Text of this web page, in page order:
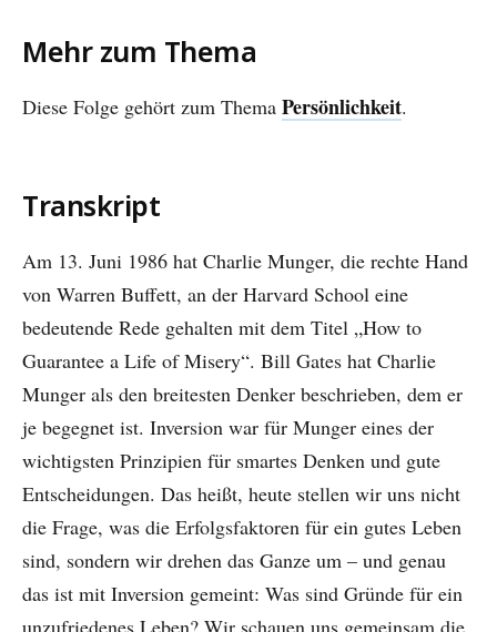
Mehr zum Thema
Diese Folge gehört zum Thema Persönlichkeit.
Transkript
Am 13. Juni 1986 hat Charlie Munger, die rechte Hand
von Warren Buffett, an der Harvard School eine
bedeutende Rede gehalten mit dem Titel „How to
Guarantee a Life of Misery“. Bill Gates hat Charlie
Munger als den breitesten Denker beschrieben, dem er
je begegnet ist. Inversion war für Munger eines der
wichtigsten Prinzipien für smartes Denken und gute
Entscheidungen. Das heißt, heute stellen wir uns nicht
die Frage, was die Erfolgsfaktoren für ein gutes Leben
sind, sondern wir drehen das Ganze um – und genau
das ist mit Inversion gemeint: Was sind Gründe für ein
unzufriedenes Leben? Wir schauen uns gemeinsam die